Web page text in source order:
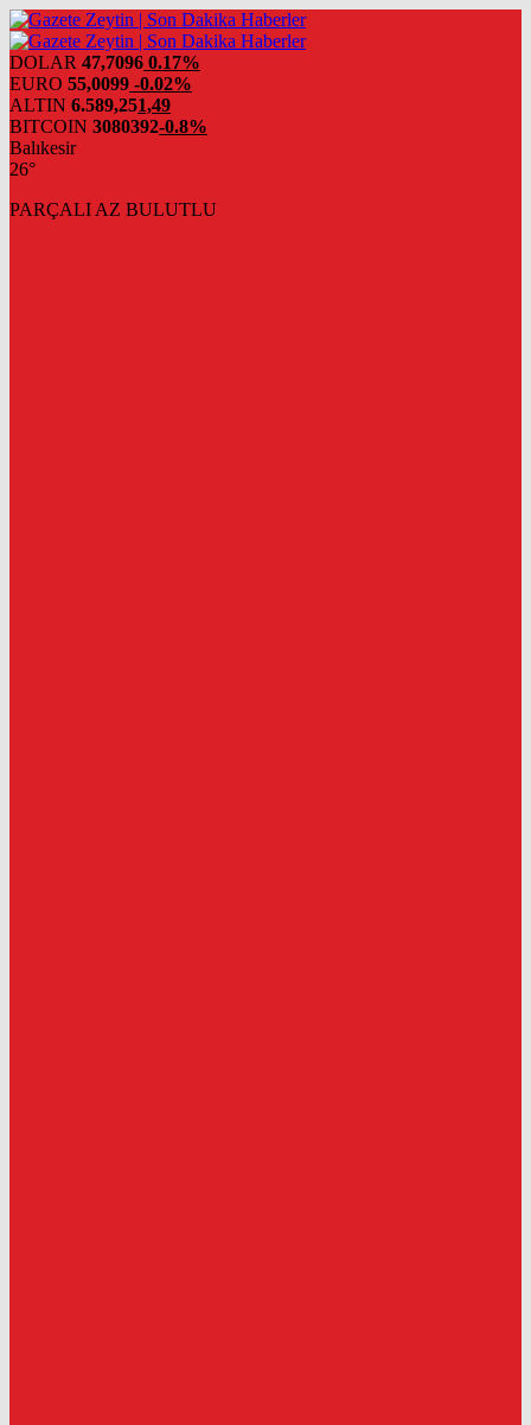
DOLAR 47,7096 0.17%
EURO 55,0099 -0.02%
ALTIN 6.589,251,49
BITCOIN 3080392-0.8%
Balıkesir
26°
PARÇALI AZ BULUTLU